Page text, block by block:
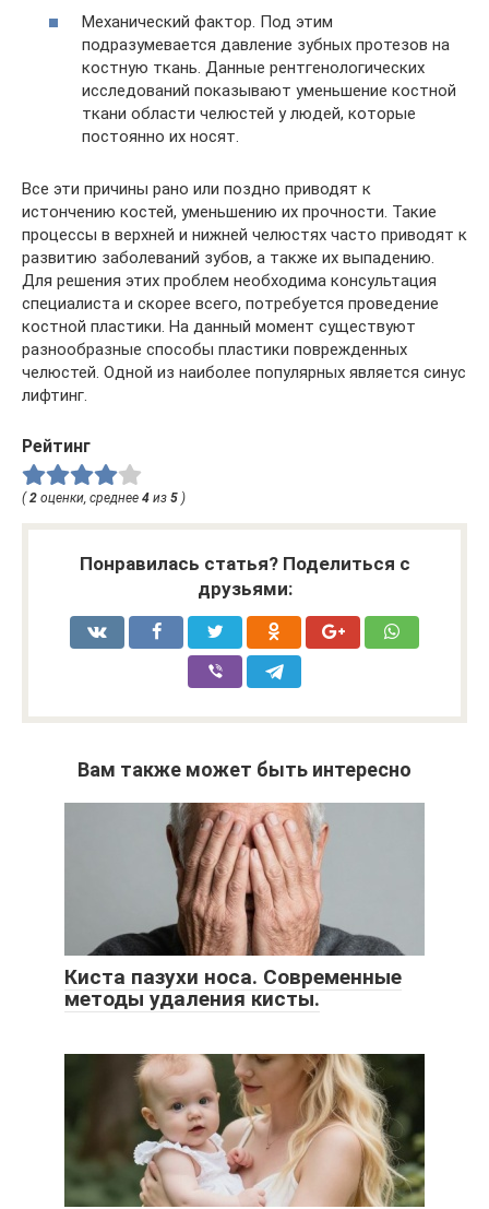
Механический фактор. Под этим
подразумевается давление зубных протезов на
костную ткань. Данные рентгенологических
исследований показывают уменьшение костной
ткани области челюстей у людей, которые
постоянно их носят.
Все эти причины рано или поздно приводят к
истончению костей, уменьшению их прочности. Такие
процессы в верхней и нижней челюстях часто приводят к
развитию заболеваний зубов, а также их выпадению.
Для решения этих проблем необходима консультация
специалиста и скорее всего, потребуется проведение
костной пластики. На данный момент существуют
разнообразные способы пластики поврежденных
челюстей. Одной из наиболее популярных является синус
лифтинг.
Рейтинг
(2 оценки, среднее 4 из 5 )
Понравилась статья? Поделиться с
друзьями:
Вам также может быть интересно
Киста пазухи носа. Современные
методы удаления кисты.